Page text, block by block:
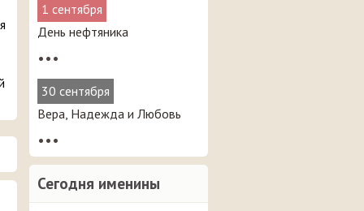
1 сентября
День нефтяника
•••
30 сентября
Вера, Надежда и Любовь
•••
Сегодня именины